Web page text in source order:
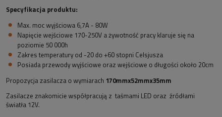
Specyfikacja produktu:
Max. moc wyjściowa 6,7A - 80W
Napięcie wejściowe 170-250V a żywotność pracy klaruje się na
poziomie 50 000h
Zakres temperatury od -20 do +60 stopni Celsjusza
Posiada przewody wyjściowe oraz wejściowe o długości około 20cm
Propozycja zasilacza o wymiarach 170mmx52mmx35mm
Zasilacze znakomicie współpracują z taśmami LED oraz źródłami
światła 12V.